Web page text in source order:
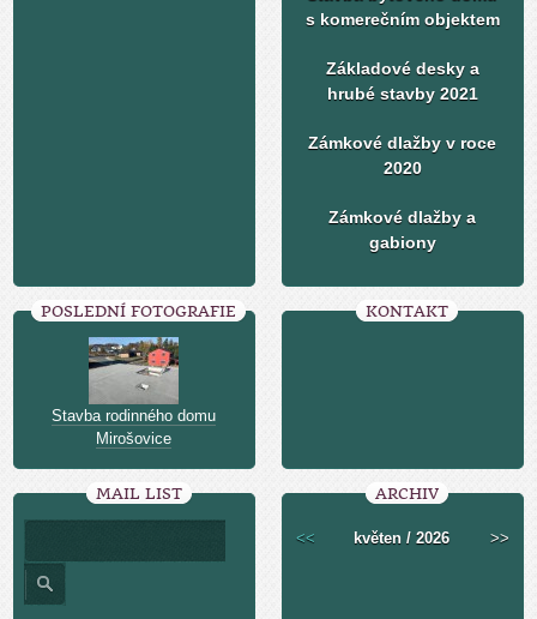
s komerečním objektem
Základové desky a
hrubé stavby 2021
Zámkové dlažby v roce
2020
Zámkové dlažby a
gabiony
POSLEDNÍ FOTOGRAFIE
Stavba rodinného domu
Mirošovice
KONTAKT
MAIL LIST ARCHIV
<< květen / 2026 >>